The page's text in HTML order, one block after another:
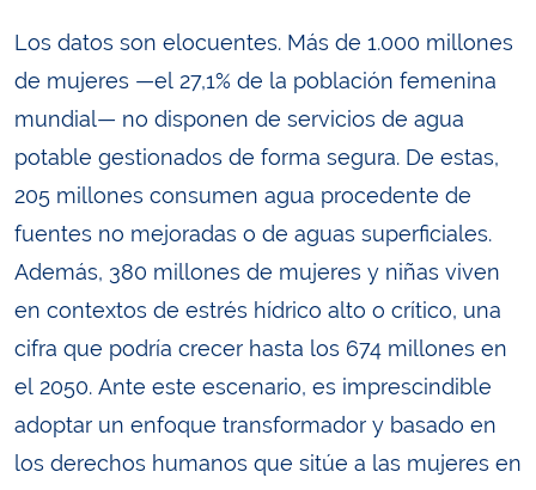
Los datos son elocuentes. Más de 1.000 millones
de mujeres —el 27,1% de la población femenina
mundial— no disponen de servicios de agua
potable gestionados de forma segura. De estas,
205 millones consumen agua procedente de
fuentes no mejoradas o de aguas superficiales.
Además, 380 millones de mujeres y niñas viven
en contextos de estrés hídrico alto o crítico, una
cifra que podría crecer hasta los 674 millones en
el 2050. Ante este escenario, es imprescindible
adoptar un enfoque transformador y basado en
los derechos humanos que sitúe a las mujeres en